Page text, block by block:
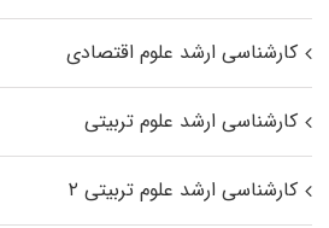
کارشناسی ارشد علوم اقتصادی
کارشناسی ارشد علوم تربیتی
کارشناسی ارشد علوم تربیتی ۲